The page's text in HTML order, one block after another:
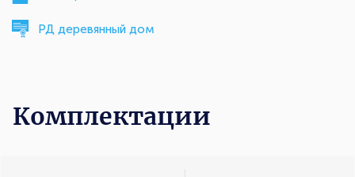
РД деревянный дом
Комплектации